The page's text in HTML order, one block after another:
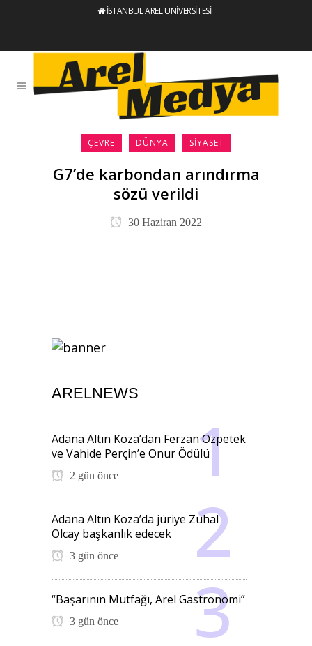
İSTANBUL AREL ÜNİVERSİTESİ
ÇEVRE DÜNYA SIYASET
G7’de karbondan arındırma
sözü verildi
30 Haziran 2022
ARELNEWS
Adana Altın Koza’dan Ferzan Özpetek
ve Vahide Perçin’e Onur Ödülü
2 gün önce
Adana Altın Koza’da jüriye Zuhal
Olcay başkanlık edecek
3 gün önce
“Başarının Mutfağı, Arel Gastronomi”
3 gün önce